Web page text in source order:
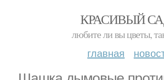
КРАСИВЫЙ
любите ли вы цветы,
главная